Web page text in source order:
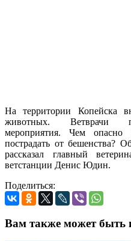
На территории Копейска
животных. Ветврачи
мероприятия. Чем опасно
пострадать от бешенства?
рассказал главный
ветстанции Денис Юдин.
Поделиться:
Вам также может быть